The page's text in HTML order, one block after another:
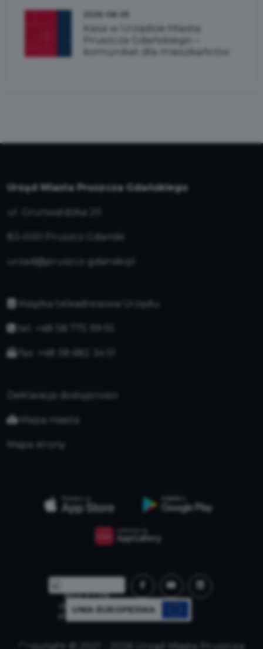
Kasa w Urzędzie Miasta
Pruszcza Gdańskiego –
komunikat dla mieszkańców
Urząd Miasta Pruszcza Gdańskiego
ul. Grunwaldzka 20
83-000 Pruszcz Gdański
urzad@pruszcz-gdanski.pl
Książka teleadresowa Urzędu
tel. +48 58 775 99 55
fax. +48 58 682 34 51
Deklaracja dostępności
Mapa miasta
Mapa strony
UNIA EUROPEJSKA
Copyright © 2021 - 2026 Urząd Miasta Pruszcza